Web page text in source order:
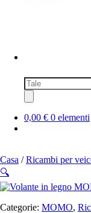
Ricerca
prodotti
0,00 € 0 elementi
Casa /Ricambi per
🔍
Categorie: MOMO,